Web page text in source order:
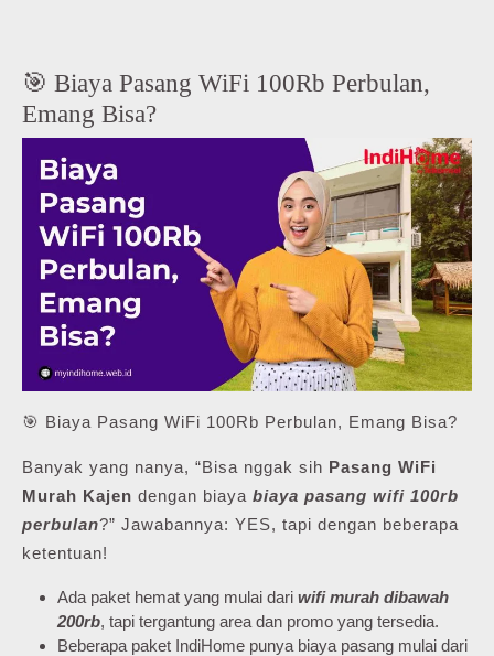
🎯 Biaya Pasang WiFi 100Rb Perbulan,
Emang Bisa?
🎯 Biaya Pasang WiFi 100Rb Perbulan, Emang Bisa?
Banyak yang nanya, “Bisa nggak sih Pasang WiFi
Murah Kajen dengan biaya biaya pasang wifi 100rb
perbulan?” Jawabannya: YES, tapi dengan beberapa
ketentuan!
Ada paket hemat yang mulai dari wifi murah dibawah
200rb, tapi tergantung area dan promo yang tersedia.
Beberapa paket IndiHome punya biaya pasang mulai dari